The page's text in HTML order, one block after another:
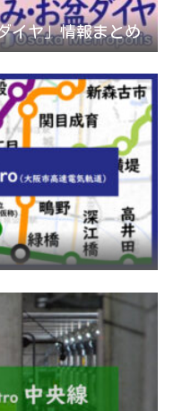
イヤ」情報まとめ